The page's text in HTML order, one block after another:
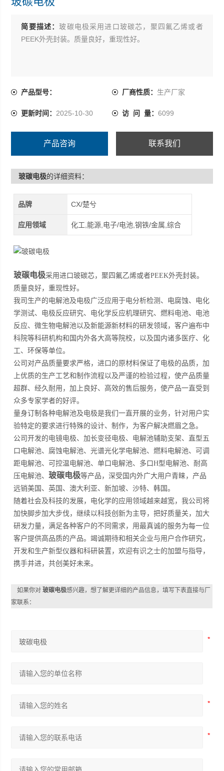
简要描述：玻碳电极采用进口玻碳芯，聚四氟乙烯或者
PEEK外壳封装。质量良好，重现性好。
产品型号： 厂商性质： 生产厂家
更新时间： 2025-10-30 访 问 量： 6099
产品咨询 联系我们
玻碳电极的详细资料：
品牌 CX/楚兮
应用领域 化工,能源,电子/电池,钢铁/金属,综合
玻碳电极采用进口玻碳芯，聚四氟乙烯或者PEEK外壳封装。
质量良好，重现性好。
我司生产的电解池及电极广泛应用于电分析检测、电腐蚀、电化
学测试、电极反应研究、电化学反应机理研究、燃料电池、电池
反应、微生物电解池以及新能源新材料的研发领域，客户遍布中
科院等科研机构和国内外各大高等院校，以及国内诸多医疗、化
工、环保等单位。
公司对产品质量要求严格，进口的原材料保证了电极的品质，加
上优质的生产工艺和制作流程以及严谨的检验过程，使产品质量
超群、经久耐用，加上良好、高效的售后服务，使产品一直受到
众多专家学者的好评。
量身订制各种电解池及电极是我们一直开展的业务，针对用户实
验特定的要求进行特殊的设计、制作，为客户解决燃眉之急。
公司开发的电镜电极、加长变径电极、电解池辅助支架、直型五
口电解池、腐蚀电解池、光谱光化学电解池、燃料电解池、可调
距电解池、可控温电解池、单口电解池、多口H型电解池、耐高
压电解池、玻碳电极等产品，深受国内外广大用户青睐，产品
远销美国、英国、澳大利亚、新加坡、沙特、韩国。
随着社会及科技的发展，电化学的应用领域越来越宽，我公司将
加快脚步加大步伐，继续以科技创新为主导，把好质量关，加大
研发力量，满足各种客户的不同需求，用最真诚的服务为每一位
客户提供高品质的产品。竭诚期待和相关企业与用户合作研究，
开发和生产新型仪器和科研装置，欢迎有识之士的加盟与指导，
携手并进，共创美好未来。
如果你对玻碳电极感兴趣，想了解更详细的产品信息，填写下表直接与厂
家联系：